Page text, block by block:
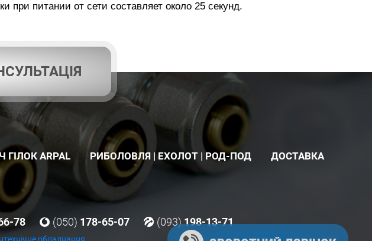
при питании от сети составляет около 25 секунд.
ARPAL РИБОЛОВЛЯ | ЕХОЛОТ | РОД-ПОД
ДОСТАВКА
78 (050) 178-65-07 (093)198-13-71
обладнання